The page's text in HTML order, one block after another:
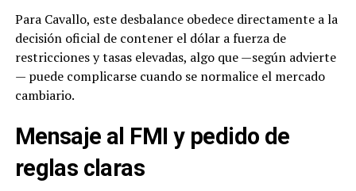
Para Cavallo, este desbalance obedece directamente a la
decisión oficial de contener el dólar a fuerza de
restricciones y tasas elevadas, algo que —según advierte
— puede complicarse cuando se normalice el mercado
cambiario.
Mensaje al FMI y pedido de
reglas claras